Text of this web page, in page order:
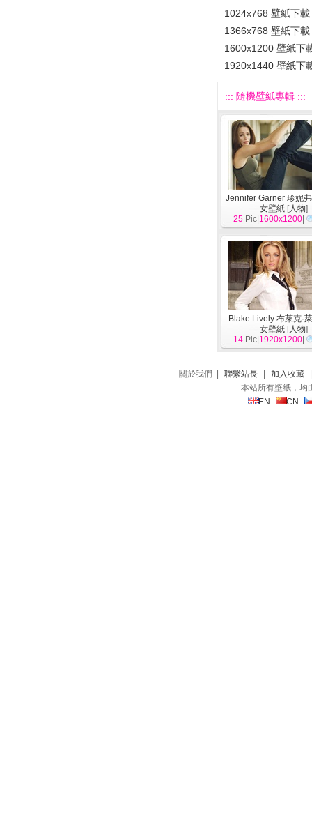
1024x768 壁紙下載
1366x768 壁紙下載
1600x1200 壁紙下
1920x1440 壁紙下
::: 隨機壁紙專輯 :::
Jennifer Garner 珍妮
女壁紙 [人物]
25 Pic| 1600x1200
Blake Lively 布萊克·
女壁紙 [人物]
14 Pic| 1920x1200
關於我們 | 聯繫站長 加入收藏
本站所有壁紙，均
EN
CN